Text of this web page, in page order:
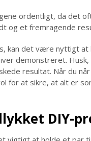
ordentligt, da det
og et fremragende
kan det være nyttigt
demonstreret.
resultat. Når du
for at sikre, at alt er
DIY-